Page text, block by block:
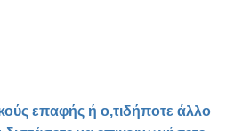
επαφής ή ο,τιδήποτε άλλο